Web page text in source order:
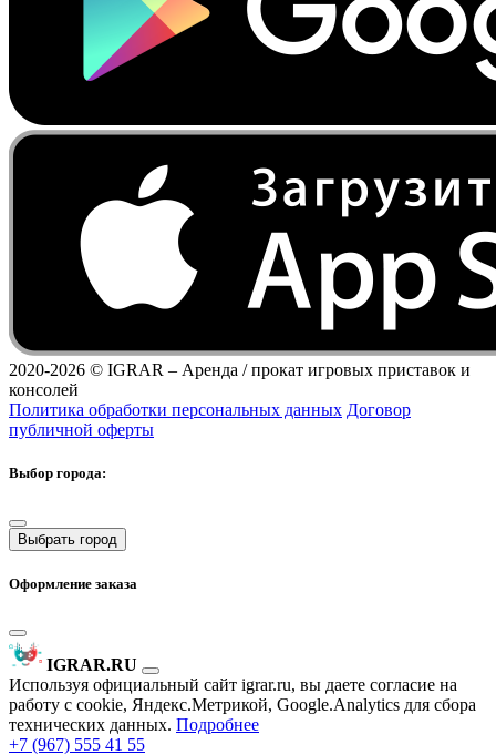
2020-2026 © IGRAR – Аренда / прокат игровых приставок и
консолей
Политика обработки персональных данных Договор
публичной оферты
Выбор города:
Выбрать город
Оформление заказа
IGRAR.RU
Используя официальный сайт igrar.ru, вы даете согласие на
работу с cookie, Яндекс.Метрикой, Google.Analytics для сбора
технических данных. Подробнее
+7 (967) 555 41 55